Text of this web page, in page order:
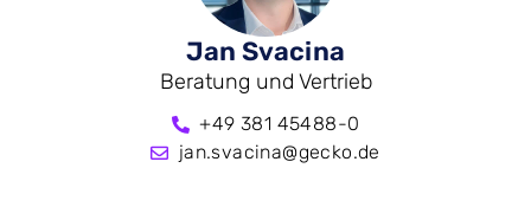
Jan Svacina
Beratung und Vertrieb
+49 381 45488-0
jan.svacina@gecko.de